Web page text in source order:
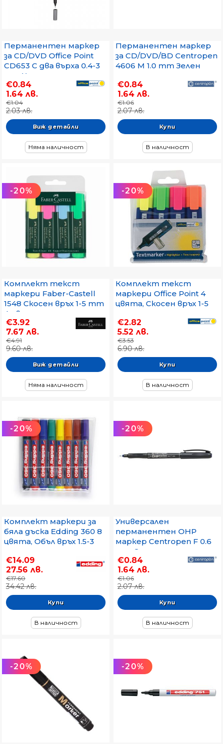
Перманентен маркер
за CD/DVD Office Point
CD653 С два върха 0.4-3
mm Черен
€0.84
1.64 лв.
€1.04
2.03 лв.
Виж детайли
Няма наличност
Перманентен маркер
за CD/DVD/BD Centropen
4606 M 1.0 mm Зелен
€0.84
1.64 лв.
€1.06
2.07 лв.
В наличност
-20%
Комплект текст
маркери Faber-Castell
1548 Скосен връх 1-5 mm
4 цвята
€3.92
7.67 лв.
€4.91
9.60 лв.
Виж детайли
Няма наличност
-20%
Комплект текст
маркери Office Point 4
цвята, Скосен връх 1-5
€2.82
5.52 лв.
€3.53
6.90 лв.
В наличност
-20%
Комплект маркери за
бяла дъска Edding 360 8
цвята, Объл връх 1.5-3
€14.09
27.56 лв.
€17.60
34.42 лв.
В наличност
-20%
Универсален
перманентен OHP
маркер Centropen F 0.6
mm Син
€0.84
1.64 лв.
€1.06
2.07 лв.
В наличност
-20% -20%